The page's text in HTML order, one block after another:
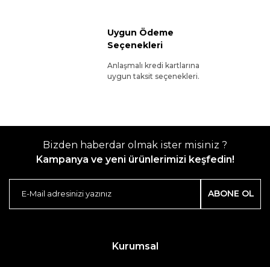
Uygun Ödeme
Seçenekleri
Anlaşmalı kredi kartlarına
uygun taksit seçenekleri.
Bizden haberdar olmak ister misiniz ?
Kampanya ve yeni ürünlerimizi keşfedin!
ABONE OL
Kurumsal